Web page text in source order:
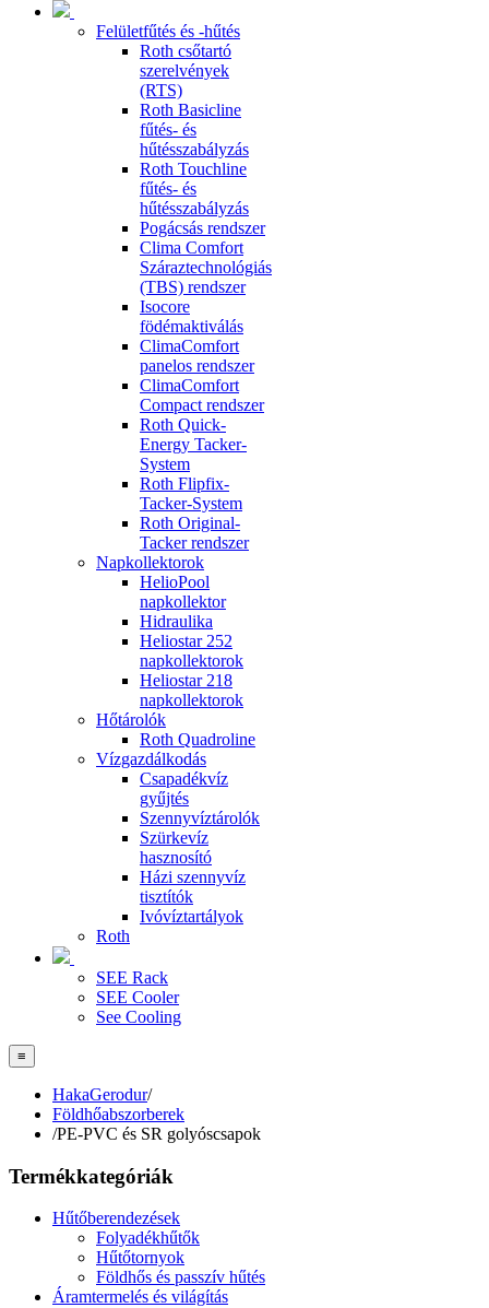
Felületfűtés és -hűtés
Roth csőtartó
szerelvények
(RTS)
Roth Basicline
fűtés- és
hűtésszabályzás
Roth Touchline
fűtés- és
hűtésszabályzás
Pogácsás rendszer
Clima Comfort
Száraztechnológiás
(TBS) rendszer
Isocore
födémaktiválás
ClimaComfort
panelos rendszer
ClimaComfort
Compact rendszer
Roth Quick-
Energy Tacker-
System
Roth Flipfix-
Tacker-System
Roth Original-
Tacker rendszer
Napkollektorok
HelioPool
napkollektor
Hidraulika
Heliostar 252
napkollektorok
Heliostar 218
napkollektorok
Hőtárolók
Roth Quadroline
Vízgazdálkodás
Csapadékvíz
gyűjtés
Szennyvíztárolók
Szürkevíz
hasznosító
Házi szennyvíz
tisztítók
Ivóvíztartályok
Roth
SEE Rack
SEE Cooler
See Cooling
≡
HakaGerodur/
Földhőabszorberek
/PE-PVC és SR golyóscsapok
Termékkategóriák
Hűtőberendezések
Folyadékhűtők
Hűtőtornyok
Földhős és passzív hűtés
Áramtermelés és világítás